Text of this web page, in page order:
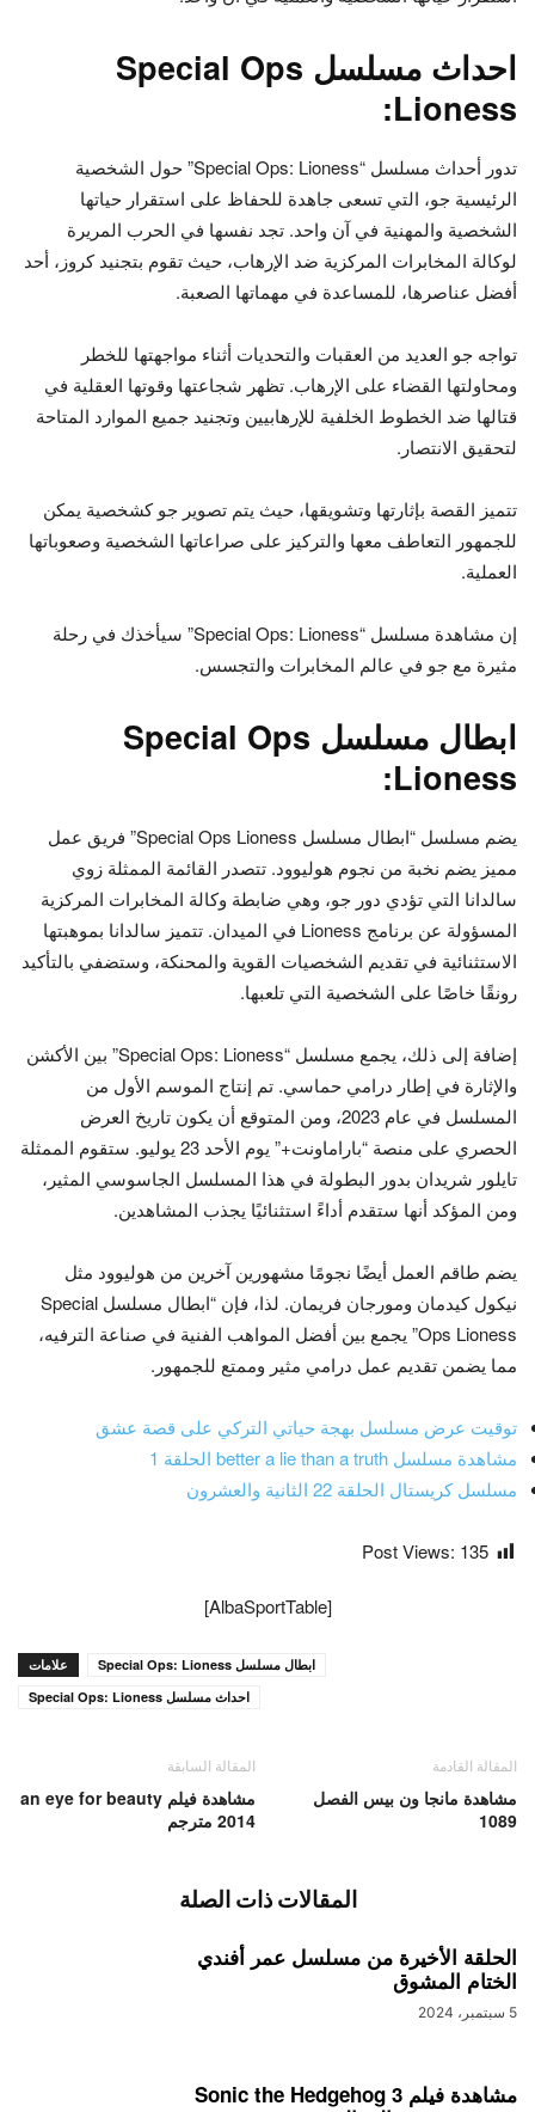
احداث مسلسل Special Ops
Lioness:
تدور أحداث مسلسل “Special Ops: Lioness” حول الشخصية
الرئيسية جو، التي تسعى جاهدة للحفاظ على استقرار حياتها
الشخصية والمهنية في آن واحد. تجد نفسها في الحرب المريرة
لوكالة المخابرات المركزية ضد الإرهاب، حيث تقوم بتجنيد كروز، أحد
أفضل عناصرها، للمساعدة في مهماتها الصعبة.
تواجه جو العديد من العقبات والتحديات أثناء مواجهتها للخطر
ومحاولتها القضاء على الإرهاب. تظهر شجاعتها وقوتها العقلية في
قتالها ضد الخطوط الخلفية للإرهابيين وتجنيد جميع الموارد المتاحة
لتحقيق الانتصار.
تتميز القصة بإثارتها وتشويقها، حيث يتم تصوير جو كشخصية يمكن
للجمهور التعاطف معها والتركيز على صراعاتها الشخصية وصعوباتها
العملية.
إن مشاهدة مسلسل “Special Ops: Lioness” سيأخذك في رحلة
مثيرة مع جو في عالم المخابرات والتجسس.
ابطال مسلسل Special Ops
Lioness:
يضم مسلسل “ابطال مسلسل Special Ops Lioness” فريق عمل
مميز يضم نخبة من نجوم هوليوود. تتصدر القائمة الممثلة زوي
سالدانا التي تؤدي دور جو، وهي ضابطة وكالة المخابرات المركزية
المسؤولة عن برنامج Lioness في الميدان. تتميز سالدانا بموهبتها
الاستثنائية في تقديم الشخصيات القوية والمحنكة، وستضفي بالتأكيد
رونقًا خاصًا على الشخصية التي تلعبها.
إضافة إلى ذلك، يجمع مسلسل “Special Ops: Lioness” بين الأكشن
والإثارة في إطار درامي حماسي. تم إنتاج الموسم الأول من
المسلسل في عام 2023، ومن المتوقع أن يكون تاريخ العرض
الحصري على منصة “باراماونت+” يوم الأحد 23 يوليو. ستقوم الممثلة
تايلور شريدان بدور البطولة في هذا المسلسل الجاسوسي المثير،
ومن المؤكد أنها ستقدم أداءً استثنائيًا يجذب المشاهدين.
يضم طاقم العمل أيضًا نجومًا مشهورين آخرين من هوليوود مثل
نيكول كيدمان ومورجان فريمان. لذا، فإن “ابطال مسلسل Special
Ops Lioness” يجمع بين أفضل المواهب الفنية في صناعة الترفيه،
مما يضمن تقديم عمل درامي مثير وممتع للجمهور.
توقيت عرض مسلسل بهجة حياتي التركي على قصة عشق
مشاهدة مسلسل better a lie than a truth الحلقة 1
مسلسل كريستال الحلقة 22 الثانية والعشرون
Post Views: 135
[AlbaSportTable]
علامات
ابطال مسلسل Special Ops: Lioness
احداث مسلسل Special Ops: Lioness
المقالة السابقة
مشاهدة فيلم an eye for beauty
2014 مترجم
المقالة القادمة
مشاهدة مانجا ون بيس الفصل
1089
المقالات ذات الصلة
الحلقة الأخيرة من مسلسل عمر أفندي
الختام المشوق
5 سبتمبر، 2024
مشاهدة فيلم Sonic the Hedgehog 3